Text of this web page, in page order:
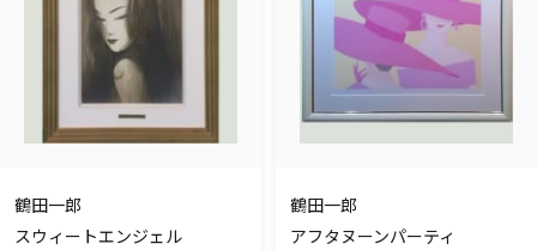
鶴田一郎
スウィートエンジェル
鶴田一郎
アフタヌーンパーティ